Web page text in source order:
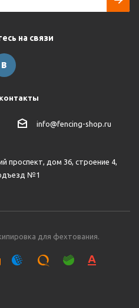
на связи
info@fencing-shop.ru
проспект, дом 36, строение 4,
№1
для фехтования.